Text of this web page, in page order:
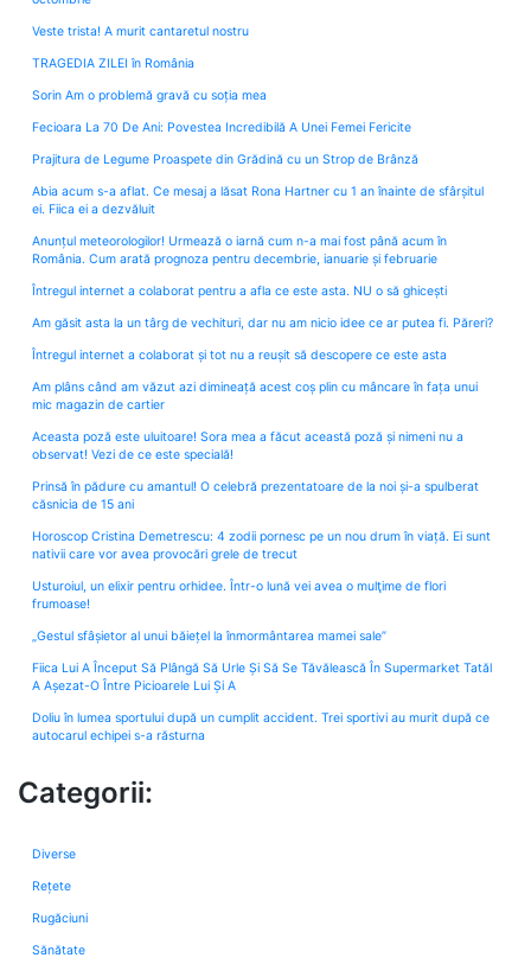
Veste trista! A murit cantaretul nostru
TRAGEDIA ZILEI în România
Sorin Am o problemă gravă cu soția mea
Fecioara La 70 De Ani: Povestea Incredibilă A Unei Femei Fericite
Prajitura de Legume Proaspete din Grădină cu un Strop de Brânză
Abia acum s-a aflat. Ce mesaj a lăsat Rona Hartner cu 1 an înainte de sfârșitul
ei. Fiica ei a dezvăluit
Anunțul meteorologilor! Urmează o iarnă cum n-a mai fost până acum în
România. Cum arată prognoza pentru decembrie, ianuarie și februarie
Întregul internet a colaborat pentru a afla ce este asta. NU o să ghicești
Am găsit asta la un târg de vechituri, dar nu am nicio idee ce ar putea fi. Păreri?
Întregul internet a colaborat și tot nu a reușit să descopere ce este asta
Am plâns când am văzut azi dimineață acest coș plin cu mâncare în fața unui
mic magazin de cartier
Aceasta poză este uluitoare! Sora mea a făcut această poză și nimeni nu a
observat! Vezi de ce este specială!
Prinsă în pădure cu amantul! O celebră prezentatoare de la noi și-a spulberat
căsnicia de 15 ani
Horoscop Cristina Demetrescu: 4 zodii pornesc pe un nou drum în viață. Ei sunt
nativii care vor avea provocări grele de trecut
Usturoiul, un elixir pentru orhidee. Într-o lună vei avea o mulţime de flori
frumoase!
„Gestul sfâșietor al unui băiețel la înmormântarea mamei sale”
Fiica Lui A Început Să Plângă Să Urle Și Să Se Tăvălească În Supermarket Tatăl
A Așezat-O Între Picioarele Lui Și A
Doliu în lumea sportului după un cumplit accident. Trei sportivi au murit după ce
autocarul echipei s-a răsturna
Categorii:
Diverse
Rețete
Rugăciuni
Sănătate